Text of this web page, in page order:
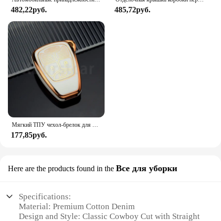
482,22руб. 485,72руб.
Мягкий ТПУ чехол-брелок для Jeep Wrangler Compass свобода патриота Chrysler 300 PT Dodge JCUV Caliber Nitro автомобильный брелок
177,85руб.
Here are the products found in the Все для уборки
Specifications:
Material: Premium Cotton Denim
Design and Style: Classic Cowboy Cut with Straight